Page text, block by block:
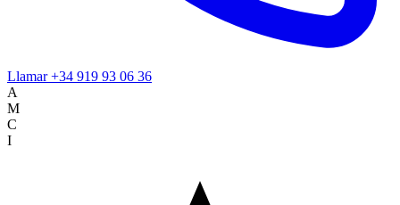
Llamar+34 919 93 06 36
A
M
C
I